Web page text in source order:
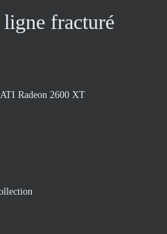
ligne fracturé
Radeon 2600 XT